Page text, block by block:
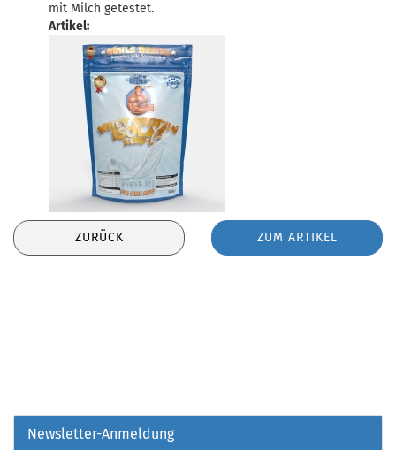
mit Milch getestet.
Artikel:
ZURÜCK ZUM ARTIKEL
Newsletter-Anmeldung